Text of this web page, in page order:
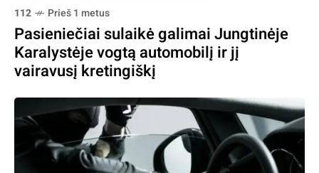
112 Prieš 1 metus
Pasieniečiai sulaikė galimai Jungtinėje
Karalystėje vogtą automobilį ir jį
vairavusį kretingiškį